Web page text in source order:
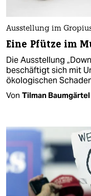
Ausstellung im
Eine Pfütze im
Die Ausstellung
beschäftigt sich mit
ökologischen
Von Tilman Baumgärtel